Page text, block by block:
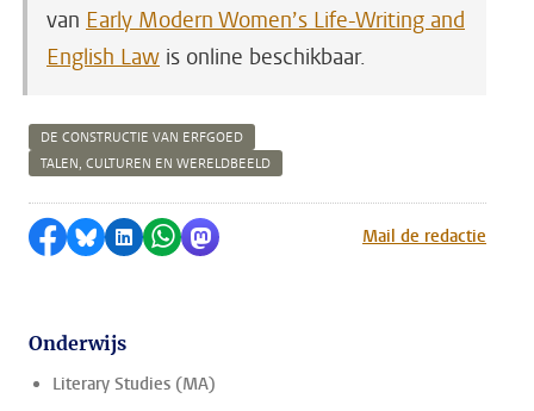
van Early Modern Women’s Life-Writing and
English Law is online beschikbaar.
DE CONSTRUCTIE VAN ERFGOED
TALEN, CULTUREN EN WERELDBEELD
Delen op Facebook
Delen via Bluesky
Delen op LinkedIn
Delen via WhatsApp
Delen via MastodonMail de redactie
Onderwijs
Literary Studies (MA)